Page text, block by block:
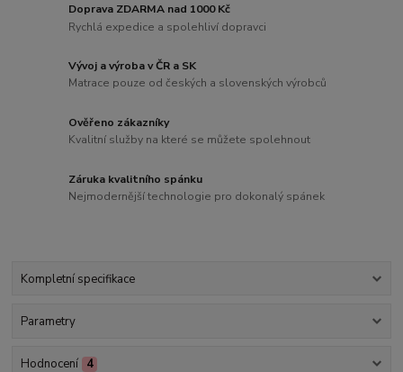
Doprava ZDARMA nad 1000 Kč
Rychlá expedice a spolehliví dopravci
Vývoj a výroba v ČR a SK
Matrace pouze od českých a slovenských výrobců
Ověřeno zákazníky
Kvalitní služby na které se můžete spolehnout
Záruka kvalitního spánku
Nejmodernější technologie pro dokonalý spánek
Kompletní specifikace
Parametry
Hodnocení 4